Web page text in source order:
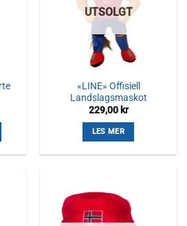
UTSOLGT
«LINE» Offisiell
Landslagsmaskot
229,00 kr
LES MER